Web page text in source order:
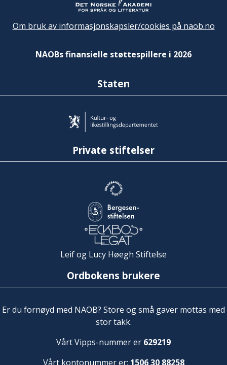
Om bruk av informasjonskapsler/cookies på naob.no
NAOBs finansielle støttespillere i 2026
Staten
Private stiftelser
Leif og Lucy Høegh Stiftelse
Ordbokens brukere
Er du fornøyd med NAOB? Store og små gaver mottas med
stor takk.
Vårt Vipps-nummer er 629219
Vårt kontonummer er: 1506 30 88258